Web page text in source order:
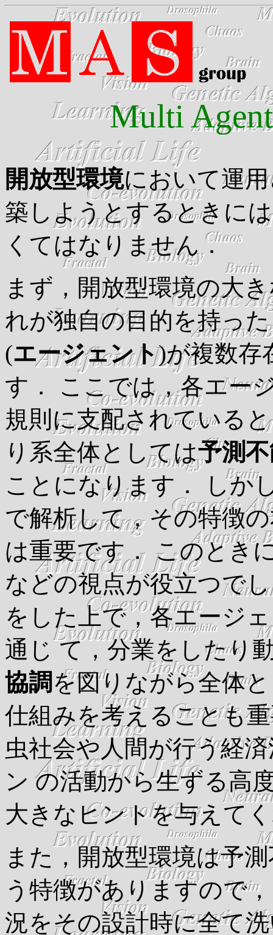
Multi
開放型環境において運
築しようとするときに
くてはなりません．
まず，開放型環境の大
れが独自の目的を持っ
(エージェント)が複数存
す． ここでは，各エー
規則に支配されている
り系全体としては予測
ことになります． しか
で解析して，その特徴
は重要です． このとき
などの視点が役立つで
をした上で，各エージ
通じ て，分業をしたり
協調 を図りながら全体
仕組みを考えることも
虫社会や人間が行う経
ン の活動から生ずる高
大きなヒントを与えて
また，開放型環境は予
う特徴がありますので
況をその設計時に全て